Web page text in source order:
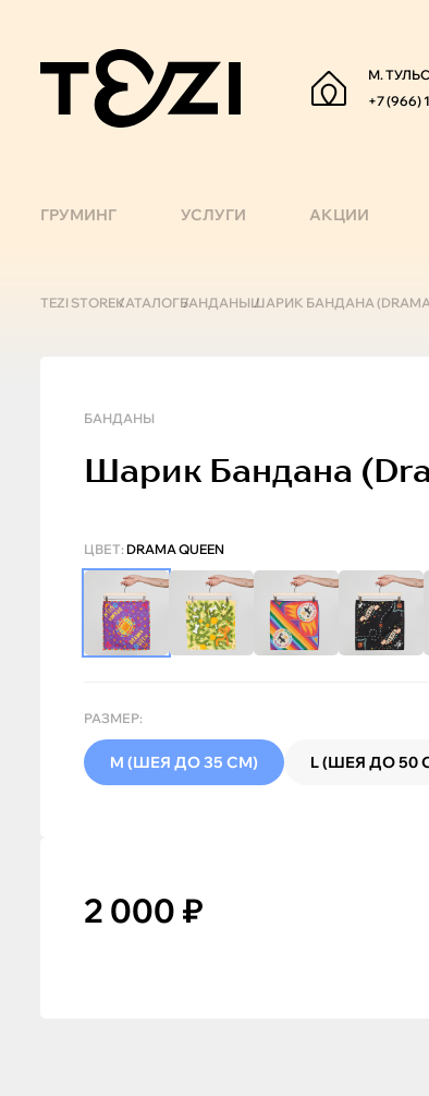
М.
+7 (966)
ГРУМИНГ УСЛУГИ АКЦИИ
TEZI STOREКАТАЛОГБАНДАНЫШАРИК БАНДАНА (DRAMA
БАНДАНЫ
Шарик Бандана
ЦВЕТ: DRAMA QUEEN
РАЗМЕР:
M (ШЕЯ ДО 35 СМ) L (ШЕЯ ДО 50
2 000 ₽